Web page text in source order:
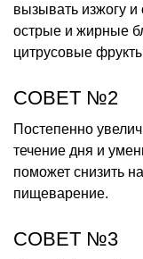
вызывать изжогу и
острые и жирные
цитрусовые
СОВЕТ №2
Постепенно
течение дня и
поможет снизить
пищеварение.
СОВЕТ №3